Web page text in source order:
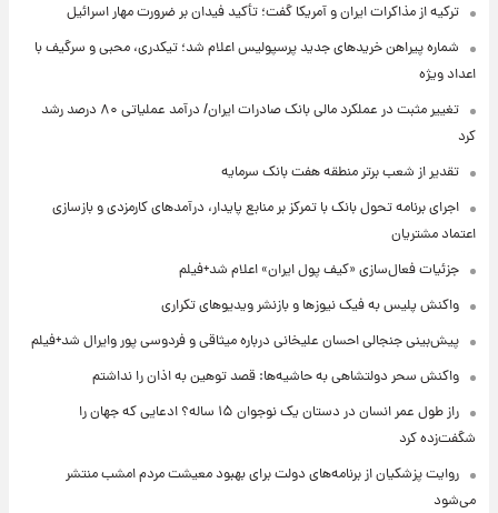
ترکیه از مذاکرات ایران و آمریکا گفت؛ تأکید فیدان بر ضرورت مهار اسرائیل
شماره پیراهن خریدهای جدید پرسپولیس اعلام شد؛ تیکدری، محبی و سرگیف با
اعداد ویژه
تغییر مثبت در عملکرد مالی بانک صادرات ایران/ درآمد عملیاتی ۸۰ درصد رشد
کرد
تقدیر از شعب برتر منطقه هفت بانک سرمایه
اجرای برنامه تحول بانک با تمرکز بر منابع پایدار، درآمدهای کارمزدی و بازسازی
اعتماد مشتریان
جزئیات فعال‌سازی «کیف پول ایران» اعلام شد+فیلم
واکنش پلیس به فیک نیوزها و بازنشر ویدیوهای تکراری
پیش‌بینی جنجالی احسان علیخانی درباره میثاقی و فردوسی پور وایرال شد+فیلم
واکنش سحر دولتشاهی به حاشیه‌ها: قصد توهین به اذان را نداشتم
راز طول عمر انسان در دستان یک نوجوان ۱۵ ساله؟ ادعایی که جهان را
شگفت‌زده کرد
روایت پزشکیان از برنامه‌های دولت برای بهبود معیشت مردم امشب منتشر
می‌شود